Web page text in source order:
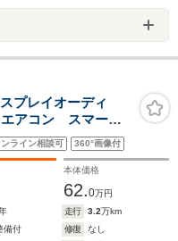
レイオーディ
アコン スマート
イトレベライザ
ンチシート
ライン相談可 360°画像付
本体価格
62.0万円
走行 3.2万km
備付 修復
なし